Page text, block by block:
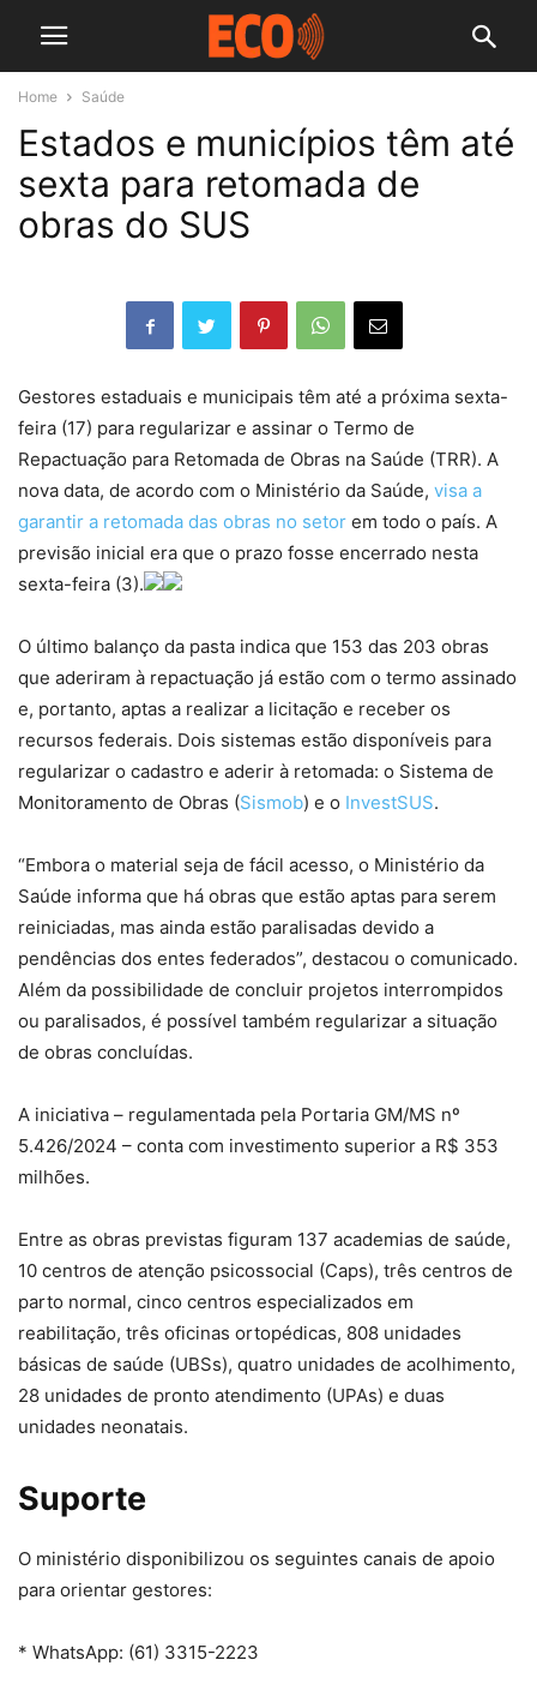
Home Saúde
Estados e municípios têm até
sexta para retomada de
obras do SUS
Gestores estaduais e municipais têm até a próxima sexta-
feira (17) para regularizar e assinar o Termo de
Repactuação para Retomada de Obras na Saúde (TRR). A
nova data, de acordo com o Ministério da Saúde, visa a
garantir a retomada das obras no setor em todo o país. A
previsão inicial era que o prazo fosse encerrado nesta
sexta-feira (3).
O último balanço da pasta indica que 153 das 203 obras
que aderiram à repactuação já estão com o termo assinado
e, portanto, aptas a realizar a licitação e receber os
recursos federais. Dois sistemas estão disponíveis para
regularizar o cadastro e aderir à retomada: o Sistema de
Monitoramento de Obras (Sismob) e o InvestSUS.
“Embora o material seja de fácil acesso, o Ministério da
Saúde informa que há obras que estão aptas para serem
reiniciadas, mas ainda estão paralisadas devido a
pendências dos entes federados”, destacou o comunicado.
Além da possibilidade de concluir projetos interrompidos
ou paralisados, é possível também regularizar a situação
de obras concluídas.
A iniciativa – regulamentada pela Portaria GM/MS nº
5.426/2024 – conta com investimento superior a R$ 353
milhões.
Entre as obras previstas figuram 137 academias de saúde,
10 centros de atenção psicossocial (Caps), três centros de
parto normal, cinco centros especializados em
reabilitação, três oficinas ortopédicas, 808 unidades
básicas de saúde (UBSs), quatro unidades de acolhimento,
28 unidades de pronto atendimento (UPAs) e duas
unidades neonatais.
Suporte
O ministério disponibilizou os seguintes canais de apoio
para orientar gestores:
* WhatsApp: (61) 3315-2223